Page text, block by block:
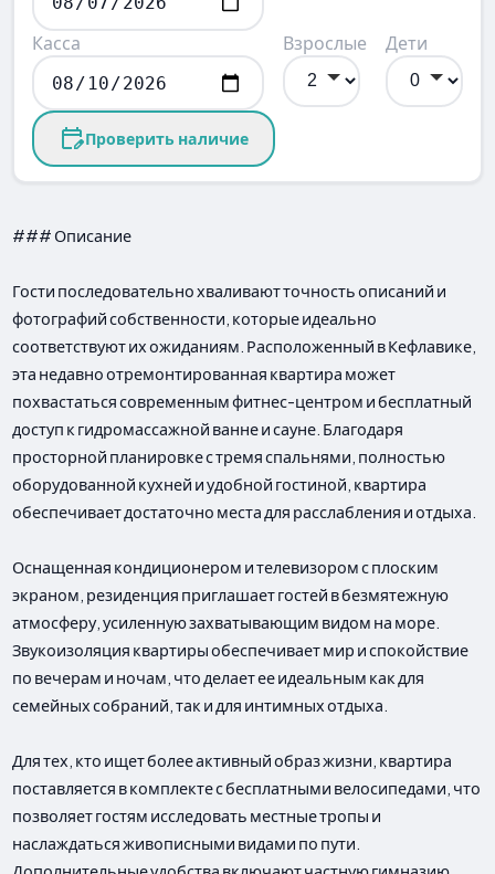
Касса Взрослые Дети
Проверить наличие
### Описание
Гости последовательно хваливают точность описаний и
фотографий собственности, которые идеально
соответствуют их ожиданиям. Расположенный в Кефлавике,
эта недавно отремонтированная квартира может
похвастаться современным фитнес-центром и бесплатный
доступ к гидромассажной ванне и сауне. Благодаря
просторной планировке с тремя спальнями, полностью
оборудованной кухней и удобной гостиной, квартира
обеспечивает достаточно места для расслабления и отдыха.
Оснащенная кондиционером и телевизором с плоским
экраном, резиденция приглашает гостей в безмятежную
атмосферу, усиленную захватывающим видом на море.
Звукоизоляция квартиры обеспечивает мир и спокойствие
по вечерам и ночам, что делает ее идеальным как для
семейных собраний, так и для интимных отдыха.
Для тех, кто ищет более активный образ жизни, квартира
поставляется в комплекте с бесплатными велосипедами, что
позволяет гостям исследовать местные тропы и
наслаждаться живописными видами по пути.